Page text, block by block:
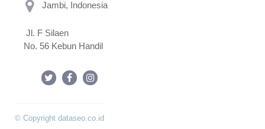
Jl. F Silaen
No. 56 Kebun Handil
© Copyright dataseo.co.id